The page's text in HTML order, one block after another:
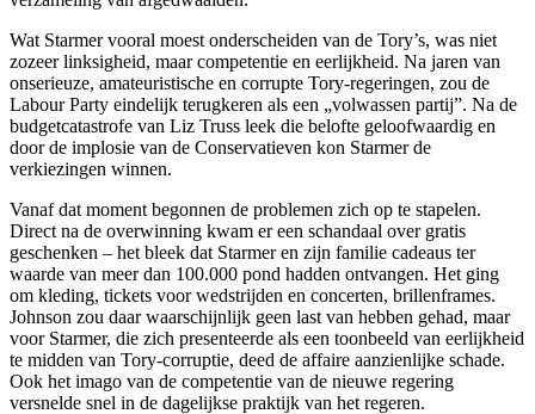
Wat Starmer vooral moest onderscheiden van de Tory’s, was niet
zozeer linksigheid, maar competentie en eerlijkheid. Na jaren van
onserieuze, amateuristische en corrupte Tory-regeringen, zou de
Labour Party eindelijk terugkeren als een „volwassen partij”. Na de
budgetcatastrofe van Liz Truss leek die belofte geloofwaardig en
door de implosie van de Conservatieven kon Starmer de
verkiezingen winnen.
Vanaf dat moment begonnen de problemen zich op te stapelen.
Direct na de overwinning kwam er een schandaal over gratis
geschenken – het bleek dat Starmer en zijn familie cadeaus ter
waarde van meer dan 100.000 pond hadden ontvangen. Het ging
om kleding, tickets voor wedstrijden en concerten, brillenframes.
Johnson zou daar waarschijnlijk geen last van hebben gehad, maar
voor Starmer, die zich presenteerde als een toonbeeld van eerlijkheid
te midden van Tory-corruptie, deed de affaire aanzienlijke schade.
Ook het imago van de competentie van de nieuwe regering
versnelde snel in de dagelijkse praktijk van het regeren.